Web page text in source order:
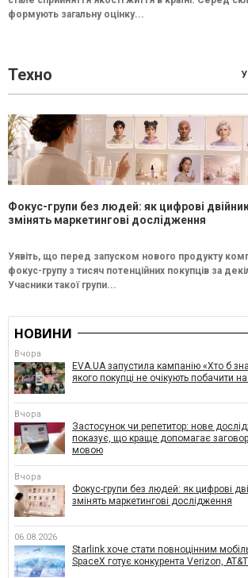
формують загальну оцінку...
Техно
Фокус-групи без людей: як цифрові
змінять маркетингові дослідження
Уявіть, що перед запуском нового продукту
фокус-групу з тисяч потенційних покупців за
Учасники такої групи...
НОВИНИ
Вчора
EVA.UA запустила кампанію «Хто б
якого покупці не очікують побачити
Вчора
Застосунок чи репетитор: нове
показує, що краще допомагає
мовою
Вчора
Фокус-групи без людей: як цифрові
змінять маркетингові дослідження
06.08.2026
Starlink хоче стати повноцінним
SpaceX готує конкурента Verizon,